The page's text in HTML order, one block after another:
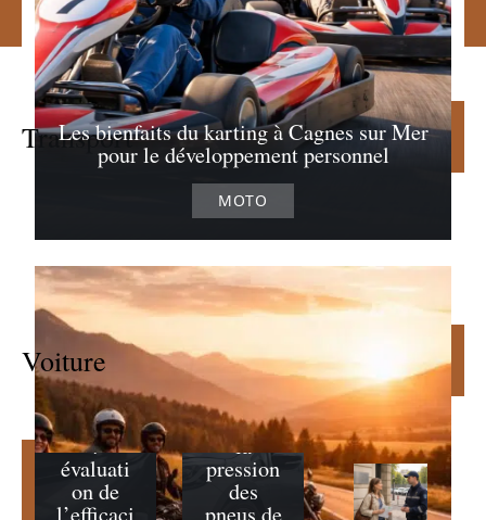
Les bienfaits du karting à Cagnes sur Mer
pour le développement personnel
MOTO
Transport Lire la suite
Voiture Lire la suite
Techniq
ues pour
effacer
une
rayure
profonde
:
évaluati
on de
Précauti
ons
essentiel
les pour
la
pression
des